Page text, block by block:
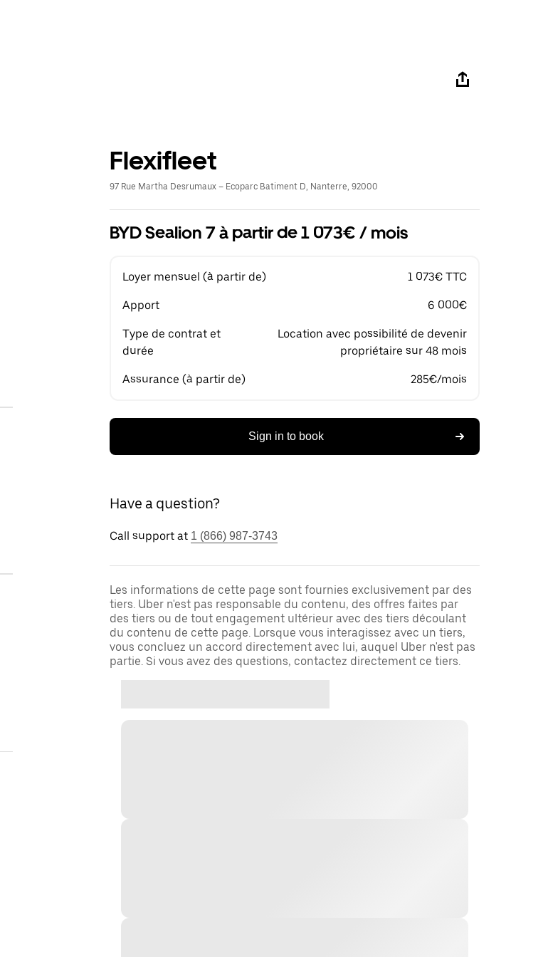
Flexifleet
97 Rue Martha Desrumaux – Ecoparc Batiment D, Nanterre, 92000
BYD Sealion 7 à partir de 1 073€ / mois
Loyer mensuel (à partir de) 1 073€ TTC
Apport 6 000€
Type de contrat et
durée
Location avec possibilité de devenir
propriétaire sur 48 mois
Assurance (à partir de) 285€/mois
Sign in to book
Have a question?
Call support at 1 (866) 987-3743
Les informations de cette page sont fournies exclusivement par des
tiers. Uber n'est pas responsable du contenu, des offres faites par
des tiers ou de tout engagement ultérieur avec des tiers découlant
du contenu de cette page. Lorsque vous interagissez avec un tiers,
vous concluez un accord directement avec lui, auquel Uber n'est pas
partie. Si vous avez des questions, contactez directement ce tiers.